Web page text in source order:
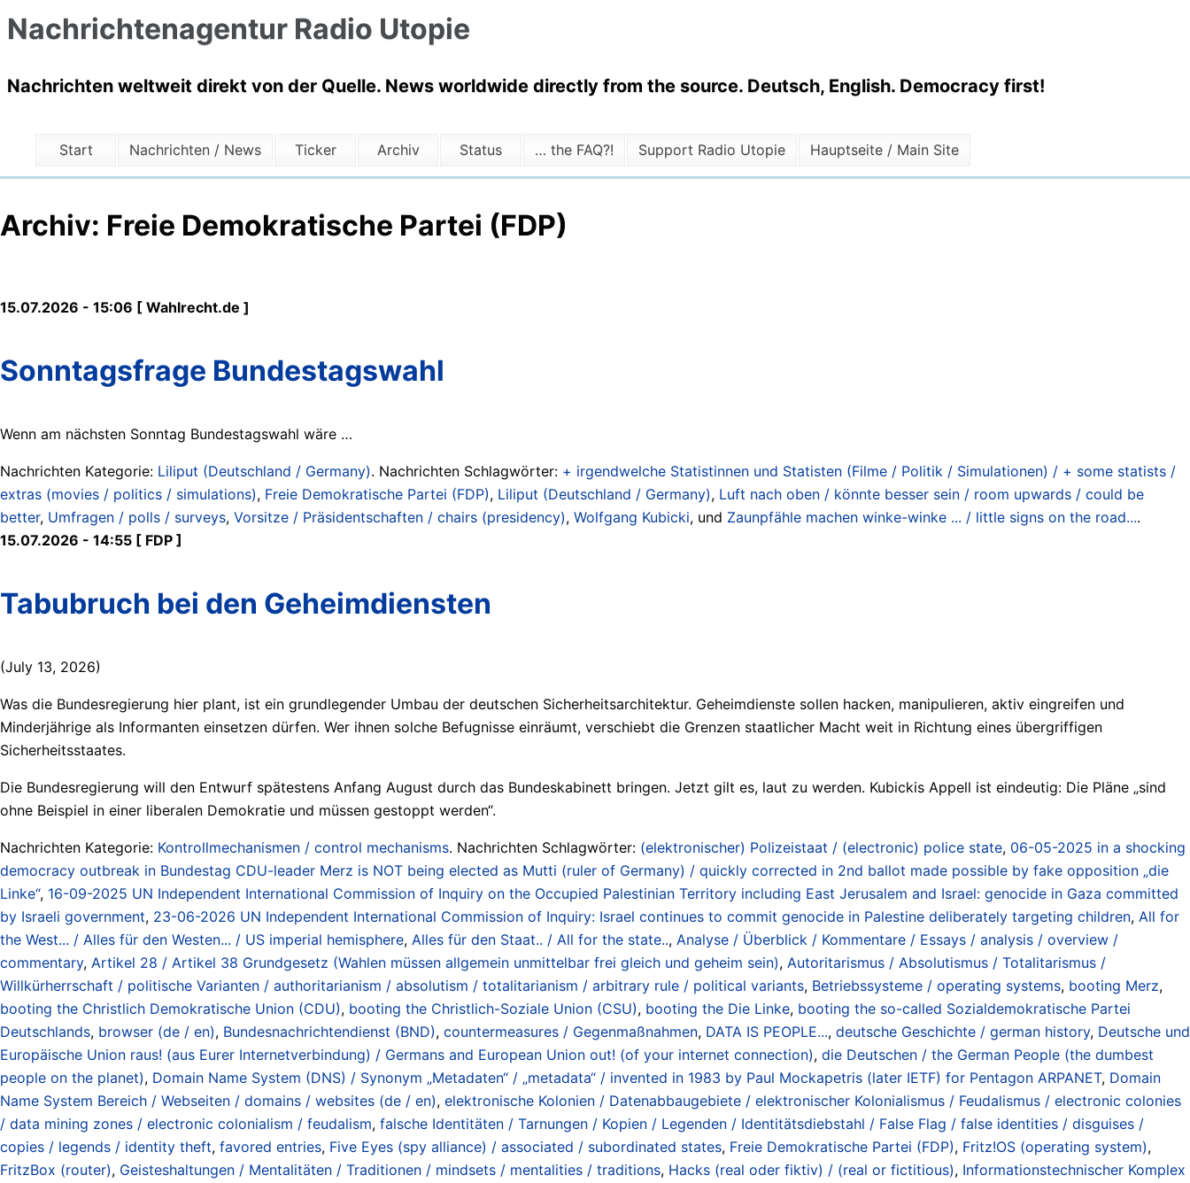
Nachrichtenagentur Radio Utopie
Nachrichten weltweit direkt von der Quelle. News worldwide directly from the source. Deutsch, English. Democracy first!
Start Nachrichten / News Ticker Archiv Status … the FAQ?! Support Radio Utopie Hauptseite / Main Site
Archiv: Freie Demokratische Partei (FDP)
15.07.2026 - 15:06 [ Wahlrecht.de ]
Sonntagsfrage Bundestagswahl
Wenn am nächsten Sonntag Bundestagswahl wäre …
Nachrichten Kategorie: Liliput (Deutschland / Germany). Nachrichten Schlagwörter: + irgendwelche Statistinnen und Statisten (Filme / Politik / Simulationen) / + some statists /
extras (movies / politics / simulations), Freie Demokratische Partei (FDP), Liliput (Deutschland / Germany), Luft nach oben / könnte besser sein / room upwards / could be
better, Umfragen / polls / surveys, Vorsitze / Präsidentschaften / chairs (presidency), Wolfgang Kubicki, und Zaunpfähle machen winke-winke ... / little signs on the road....
15.07.2026 - 14:55 [ FDP ]
Tabubruch bei den Geheimdiensten
(July 13, 2026)
Was die Bundesregierung hier plant, ist ein grundlegender Umbau der deutschen Sicherheitsarchitektur. Geheimdienste sollen hacken, manipulieren, aktiv eingreifen und
Minderjährige als Informanten einsetzen dürfen. Wer ihnen solche Befugnisse einräumt, verschiebt die Grenzen staatlicher Macht weit in Richtung eines übergriffigen
Sicherheitsstaates.
Die Bundesregierung will den Entwurf spätestens Anfang August durch das Bundeskabinett bringen. Jetzt gilt es, laut zu werden. Kubickis Appell ist eindeutig: Die Pläne „sind
ohne Beispiel in einer liberalen Demokratie und müssen gestoppt werden“.
Nachrichten Kategorie: Kontrollmechanismen / control mechanisms. Nachrichten Schlagwörter: (elektronischer) Polizeistaat / (electronic) police state, 06-05-2025 in a shocking
democracy outbreak in Bundestag CDU-leader Merz is NOT being elected as Mutti (ruler of Germany) / quickly corrected in 2nd ballot made possible by fake opposition „die
Linke“, 16-09-2025 UN Independent International Commission of Inquiry on the Occupied Palestinian Territory including East Jerusalem and Israel: genocide in Gaza committed
by Israeli government, 23-06-2026 UN Independent International Commission of Inquiry: Israel continues to commit genocide in Palestine deliberately targeting children, All for
the West... / Alles für den Westen... / US imperial hemisphere, Alles für den Staat.. / All for the state.., Analyse / Überblick / Kommentare / Essays / analysis / overview /
commentary, Artikel 28 / Artikel 38 Grundgesetz (Wahlen müssen allgemein unmittelbar frei gleich und geheim sein), Autoritarismus / Absolutismus / Totalitarismus /
Willkürherrschaft / politische Varianten / authoritarianism / absolutism / totalitarianism / arbitrary rule / political variants, Betriebssysteme / operating systems, booting Merz,
booting the Christlich Demokratische Union (CDU), booting the Christlich-Soziale Union (CSU), booting the Die Linke, booting the so-called Sozialdemokratische Partei
Deutschlands, browser (de / en), Bundesnachrichtendienst (BND), countermeasures / Gegenmaßnahmen, DATA IS PEOPLE..., deutsche Geschichte / german history, Deutsche und
Europäische Union raus! (aus Eurer Internetverbindung) / Germans and European Union out! (of your internet connection), die Deutschen / the German People (the dumbest
people on the planet), Domain Name System (DNS) / Synonym „Metadaten“ / „metadata“ / invented in 1983 by Paul Mockapetris (later IETF) for Pentagon ARPANET, Domain
Name System Bereich / Webseiten / domains / websites (de / en), elektronische Kolonien / Datenabbaugebiete / elektronischer Kolonialismus / Feudalismus / electronic colonies
/ data mining zones / electronic colonialism / feudalism, falsche Identitäten / Tarnungen / Kopien / Legenden / Identitätsdiebstahl / False Flag / false identities / disguises /
copies / legends / identity theft, favored entries, Five Eyes (spy alliance) / associated / subordinated states, Freie Demokratische Partei (FDP), Fritz!OS (operating system),
FritzBox (router), Geisteshaltungen / Mentalitäten / Traditionen / mindsets / mentalities / traditions, Hacks (real oder fiktiv) / (real or fictitious), Informationstechnischer Komplex